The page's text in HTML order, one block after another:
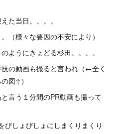
た当日。。。。
（様々な要因の不安により）
ようにきょどる杉田。。。。
の動画も撮ると言われ（←全く
図↑）
言う１分間のPR動画も撮って
びしょびしょにしまくりまくり